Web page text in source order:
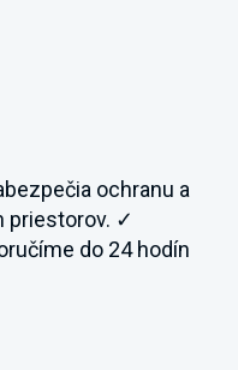
ochranu a
priestorov. ✓
do 24 hodín